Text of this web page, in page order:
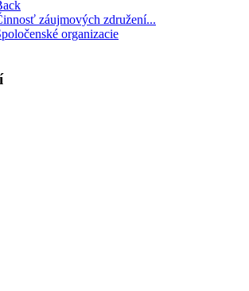
záujmových združení...
organizacie